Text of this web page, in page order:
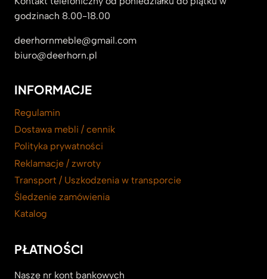
godzinach 8.00-18.00
deerhornmeble@gmail.com
biuro@deerhorn.pl
INFORMACJE
Regulamin
Dostawa mebli / cennik
Polityka prywatności
Reklamacje / zwroty
Transport / Uszkodzenia w transporcie
Śledzenie zamówienia
Katalog
PŁATNOŚCI
Nasze nr kont bankowych